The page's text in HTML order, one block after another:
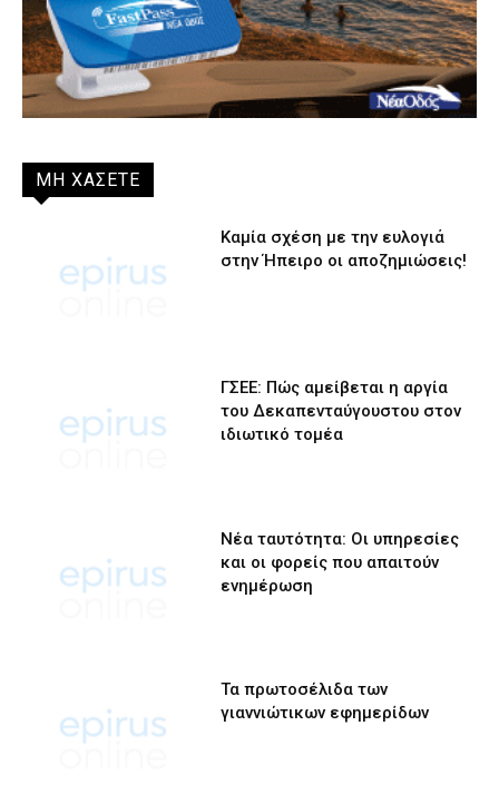
ΜΗ ΧΑΣΕΤΕ
Καμία σχέση με την ευλογιά
στην Ήπειρο οι αποζημιώσεις!
ΓΣΕΕ: Πώς αμείβεται η αργία
του Δεκαπενταύγουστου στον
ιδιωτικό τομέα
Νέα ταυτότητα: Οι υπηρεσίες
και οι φορείς που απαιτούν
ενημέρωση
Τα πρωτοσέλιδα των
γιαννιώτικων εφημερίδων